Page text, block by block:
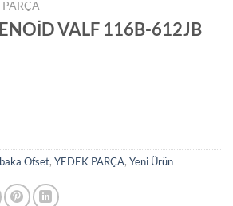
PARÇA
VALF 116B-612JB
Ofset, YEDEK PARÇA, Yeni Ürün